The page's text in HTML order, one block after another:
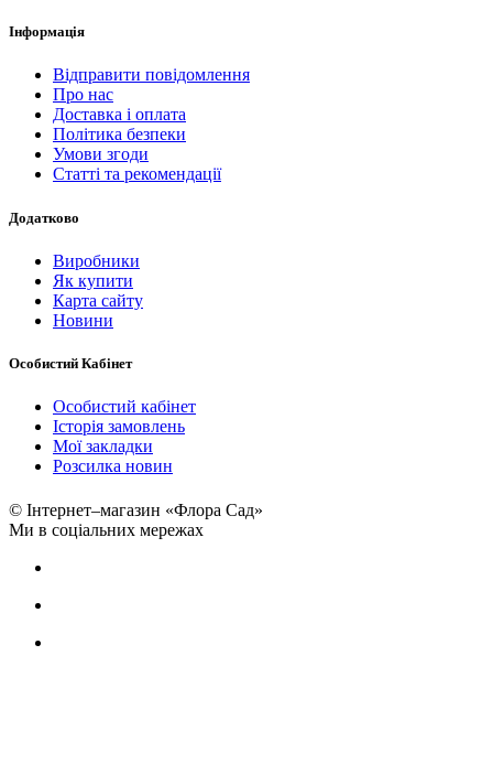
Інформація
Відправити повідомлення
Про нас
Доставка і оплата
Політика безпеки
Умови згоди
Статті та рекомендації
Додатково
Виробники
Як купити
Карта сайту
Новини
Особистий Кабінет
Особистий кабінет
Історія замовлень
Мої закладки
Розсилка новин
© Інтернет–магазин «Флора Сад»
Ми в соціальних мережах